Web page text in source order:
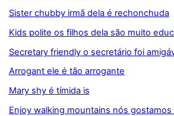
Sister chubby irmã dela é rechonchuda
Kids polite os filhos dela são muito
Secretary friendly o secretário foi
Arrogant ele é tão arrogante
Mary shy é tímida is
Enjoy walking mountains nós gostamos